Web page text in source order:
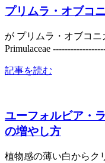
プリムラ・オブコ
が プリムラ・オブコ
Primulaceae
記事を読む
ユーフォルビア・
の増やし方
植物感の薄い白からク